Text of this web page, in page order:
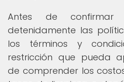
Antes de
detenidamente las
los términos y
restricción que pueda
de comprender los